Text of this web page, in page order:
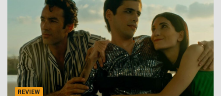
REVIEW